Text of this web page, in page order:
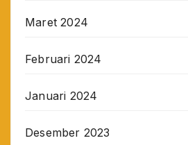
Maret 2024
Februari 2024
Januari 2024
Desember 2023